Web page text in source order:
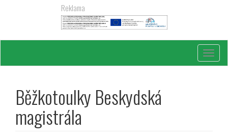
Reklama
Běžkotoulky Beskydská
magistrála